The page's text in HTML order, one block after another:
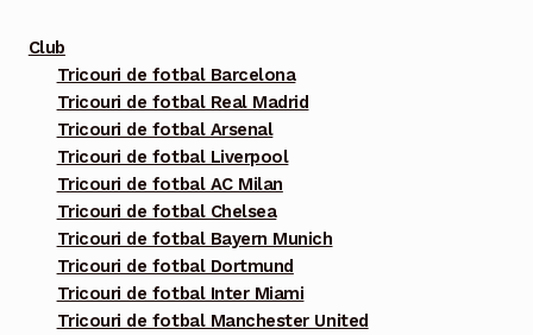
Club
Tricouri de fotbal Barcelona
Tricouri de fotbal Real Madrid
Tricouri de fotbal Arsenal
Tricouri de fotbal Liverpool
Tricouri de fotbal AC Milan
Tricouri de fotbal Chelsea
Tricouri de fotbal Bayern Munich
Tricouri de fotbal Dortmund
Tricouri de fotbal Inter Miami
Tricouri de fotbal Manchester United